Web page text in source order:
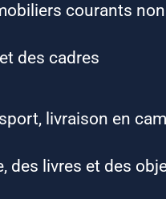
courants non
des cadres
livraison en
des livres et des